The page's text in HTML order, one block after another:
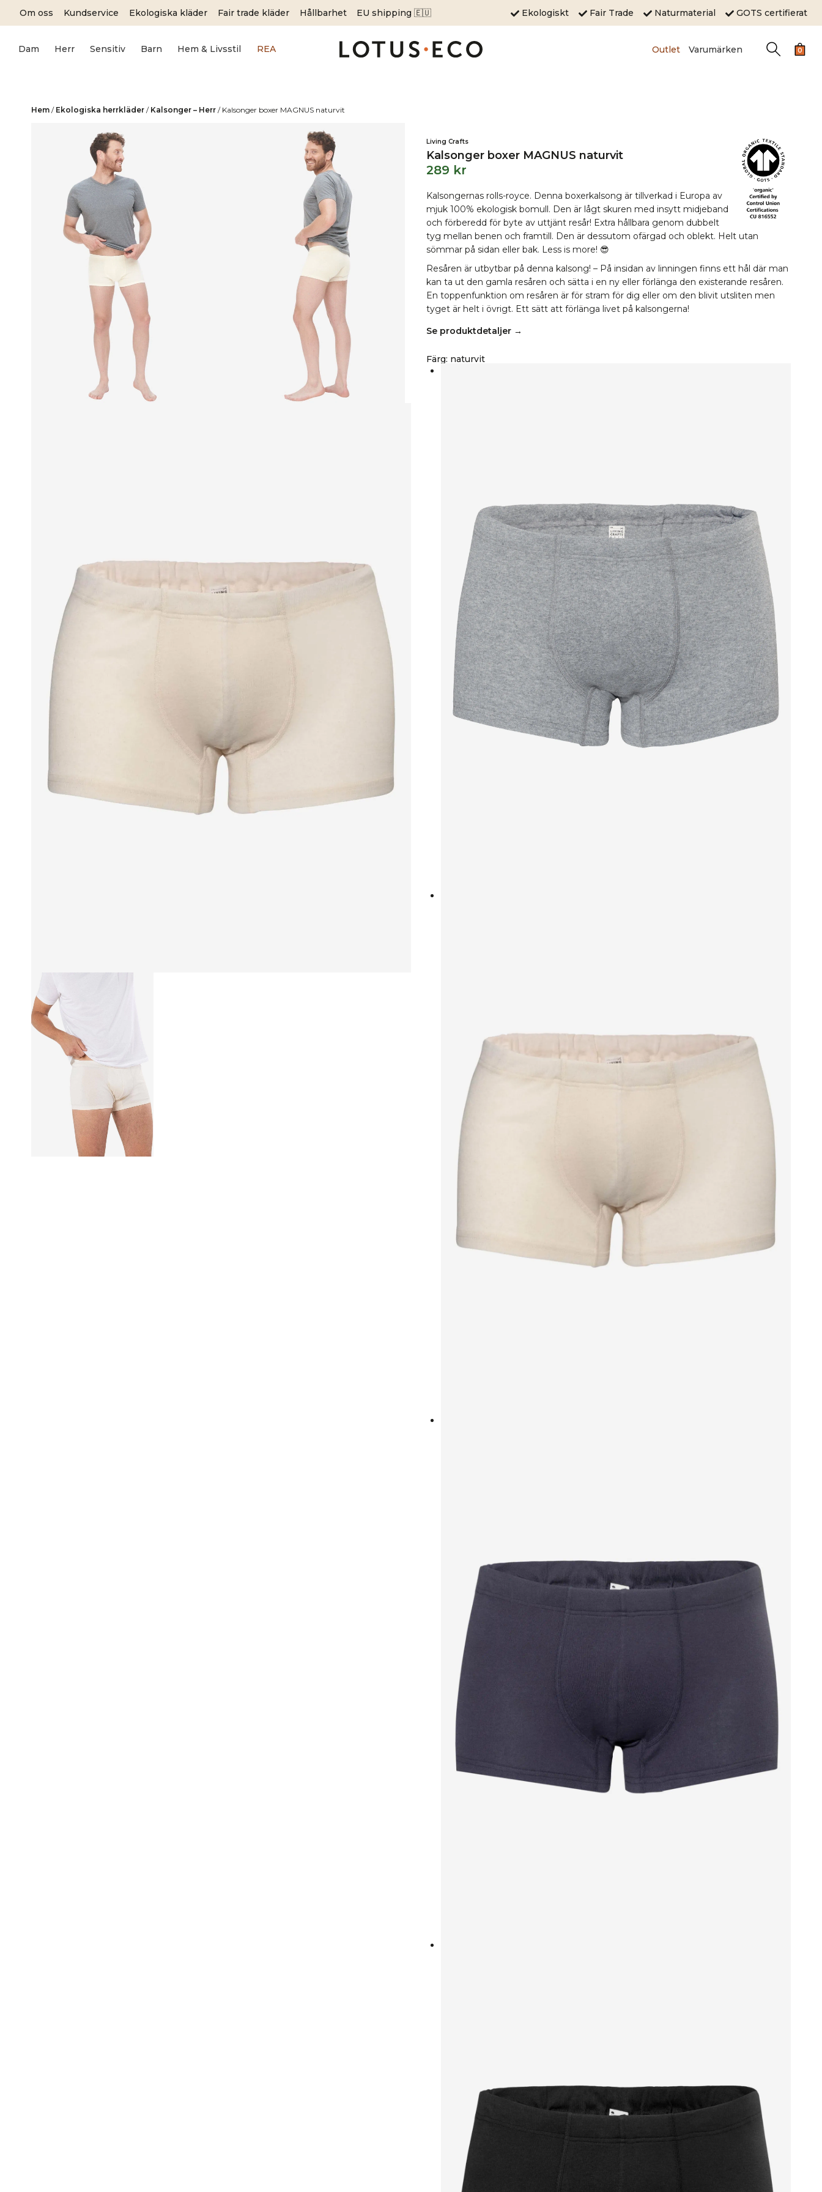
Om oss Kundservice Ekologiska kläder Fair trade kläder Hållbarhet EU shipping 🇪🇺 Ekologiskt Fair Trade Naturmaterial GOTS certifierat
Dam Herr Sensitiv Barn Hem & Livsstil REA Outlet Varumärken 0
Hem / Ekologiska herrkläder / Kalsonger – Herr / Kalsonger boxer MAGNUS naturvit
Living Crafts
Kalsonger boxer MAGNUS naturvit
289 kr
Kalsongernas rolls-royce. Denna boxerkalsong är tillverkad i Europa av
mjuk 100% ekologisk bomull. Den är lågt skuren med insytt midjeband
och förberedd för byte av uttjänt resår! Extra hållbara genom dubbelt
tyg mellan benen och framtill. Den är dessutom ofärgad och oblekt. Helt utan
sömmar på sidan eller bak. Less is more! 😎
Resåren är utbytbar på denna kalsong! – På insidan av linningen finns ett hål där man
kan ta ut den gamla resåren och sätta i en ny eller förlänga den existerande resåren.
En toppenfunktion om resåren är för stram för dig eller om den blivit utsliten men
tyget är helt i övrigt. Ett sätt att förlänga livet på kalsongerna!
Se produktdetaljer →
Färg: naturvit